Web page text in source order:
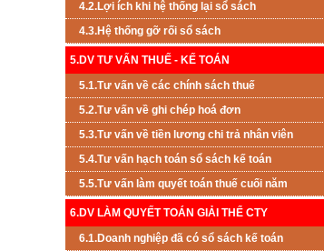
4.2.Lợi ích khi hệ thống lại sổ sách
4.3.Hệ thống gỡ rối sổ sách
5.DV TƯ VẤN THUẾ - KẾ TOÁN
5.1.Tư vấn về các chính sách thuế
5.2.Tư vấn về ghi chép hoá đơn
5.3.Tư vấn về tiền lương chi trả nhân viên
5.4.Tư vấn hạch toán sổ sách kế toán
5.5.Tư vấn làm quyết toán thuế cuối năm
6.DV LÀM QUYẾT TOÁN GIẢI THỂ CTY
6.1.Doanh nghiệp đã có sổ sách kế toán